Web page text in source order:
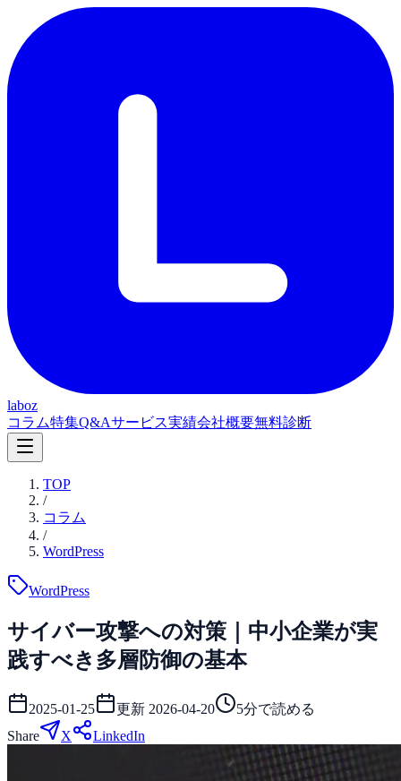
laboz
コラム特集Q&Aサービス実績会社概要無料診断
TOP
/
コラム
/
WordPress
WordPress
サイバー攻撃への対策｜中小企業が実
践すべき多層防御の基本
2025-01-25 更新 2026-04-20 5分で読める
Share
X LinkedIn